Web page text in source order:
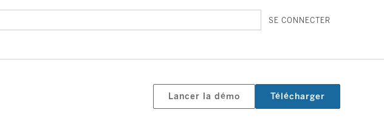
SE CONNECTER
Lancer la démo Télécharger